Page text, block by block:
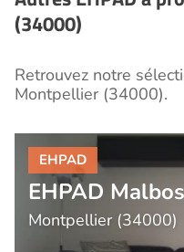
(34000)
Retrouvez notre
Montpellier (34000).
EHPAD
Montpellier (34000)